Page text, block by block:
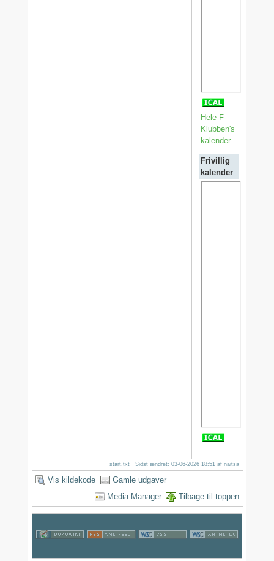
Hele F-
Klubben's
kalender
Frivillig
kalender
start.txt · Sidst ændret: 03-06-2026 18:51 afnaitsa
Vis kildekode
Gamle udgaver
Media Manager
Tilbage til toppen